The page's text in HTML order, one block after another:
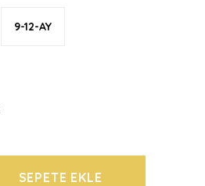
9-12-AY
SEPETE EKLE